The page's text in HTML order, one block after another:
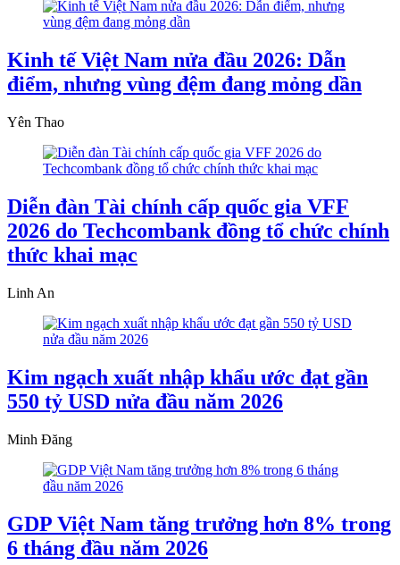
Kinh tế Việt Nam nửa đầu 2026: Dẫn
điểm, nhưng vùng đệm đang mỏng dần
Yên Thao
Diễn đàn Tài chính cấp quốc gia VFF
2026 do Techcombank đồng tổ chức chính
thức khai mạc
Linh An
Kim ngạch xuất nhập khẩu ước đạt gần
550 tỷ USD nửa đầu năm 2026
Minh Đăng
GDP Việt Nam tăng trưởng hơn 8% trong
6 tháng đầu năm 2026